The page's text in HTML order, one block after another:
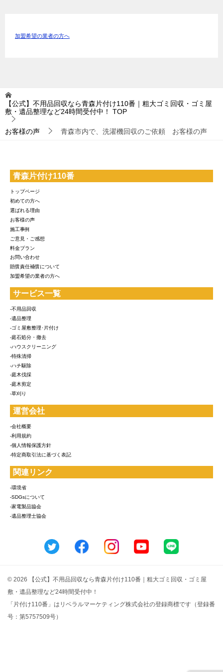
加盟希望の業者の方へ
【公式】不用品回収なら青森片付け110番｜粗大ゴミ回収・ゴミ屋
敷・遺品整理など24時間受付中！
TOP
お客様の声 青森市内で、洗濯機回収のご依頼 お客様の声
青森片付け110番
トップページ
初めての方へ
選ばれる理由
お客様の声
施工事例
ご意見・ご感想
料金プラン
お問い合わせ
賠償責任補償について
加盟希望の業者の方へ
サービス一覧
-不用品回収
-遺品整理
-ゴミ屋敷整理･片付け
-庭石処分・撤去
-ハウスクリーニング
-特殊清掃
-ハチ駆除
-庭木伐採
-庭木剪定
-草刈り
運営会社
-会社概要
-利用規約
-個人情報保護方針
-特定商取引法に基づく表記
関連リンク
-環境省
-SDGsについて
-家電製品協会
-遺品整理士協会
© 2026 【公式】不用品回収なら青森片付け110番｜粗大ゴミ回収・ゴミ屋
敷・遺品整理など24時間受付中！
「片付け110番」はリベラルマーケティング株式会社の登録商標です（登録番
号：第5757509号）